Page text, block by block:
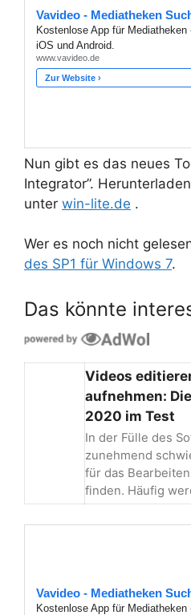
Nun gibt es das neues
Integrator”.
unter win-lite.de .
Wer es noch nicht
des SP1 für Windows 7.
Das könnte
Videos
aufnehmen:
2020 im Test
In der Fülle des
zunehmend
für das
finden. Häufig